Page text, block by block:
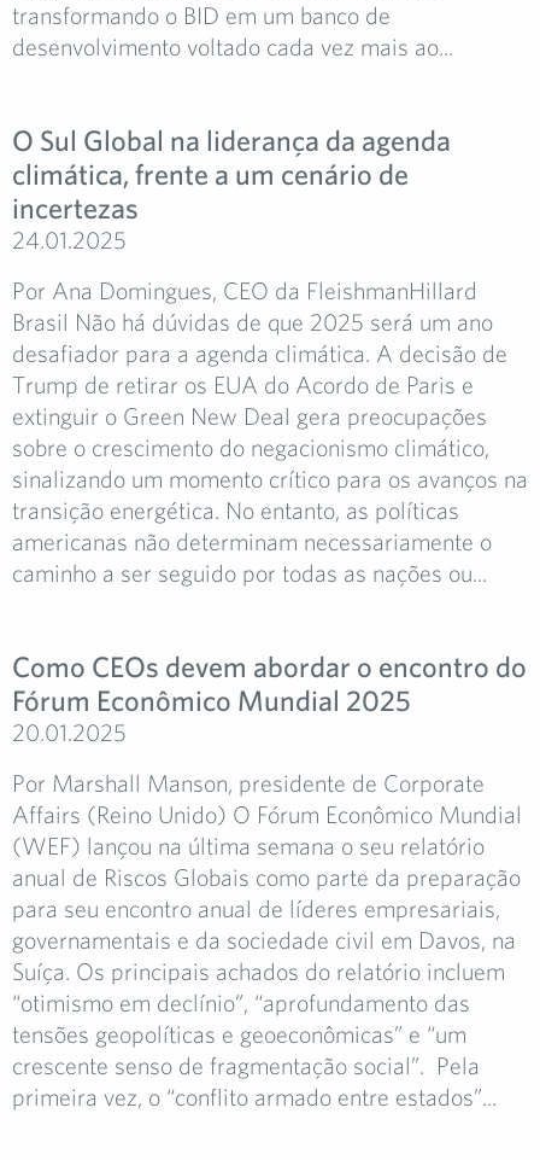
transformando o BID em um banco de
desenvolvimento voltado cada vez mais ao...
O Sul Global na liderança da agenda
climática, frente a um cenário de
incertezas
24.01.2025
Por Ana Domingues, CEO da FleishmanHillard
Brasil Não há dúvidas de que 2025 será um ano
desafiador para a agenda climática. A decisão de
Trump de retirar os EUA do Acordo de Paris e
extinguir o Green New Deal gera preocupações
sobre o crescimento do negacionismo climático,
sinalizando um momento crítico para os avanços na
transição energética. No entanto, as políticas
americanas não determinam necessariamente o
caminho a ser seguido por todas as nações ou...
Como CEOs devem abordar o encontro do
Fórum Econômico Mundial 2025
20.01.2025
Por Marshall Manson, presidente de Corporate
Affairs (Reino Unido) O Fórum Econômico Mundial
(WEF) lançou na última semana o seu relatório
anual de Riscos Globais como parte da preparação
para seu encontro anual de líderes empresariais,
governamentais e da sociedade civil em Davos, na
Suíça. Os principais achados do relatório incluem
“otimismo em declínio”, “aprofundamento das
tensões geopolíticas e geoeconômicas” e “um
crescente senso de fragmentação social”. Pela
primeira vez, o “conflito armado entre estados”...